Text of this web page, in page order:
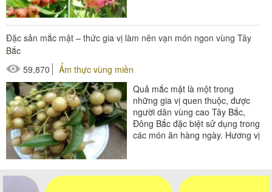
Đặc sản mắc mật – thức gia vị làm nên vạn món ngon vùng Tây
Bắc
59,870
Ẩm thực vùng miền
Quả mắc mật là một trong
những gia vị quen thuộc, được
người dân vùng cao Tây Bắc,
Đông Bắc đặc biệt sử dụng trong
các món ăn hàng ngày. Hương vị